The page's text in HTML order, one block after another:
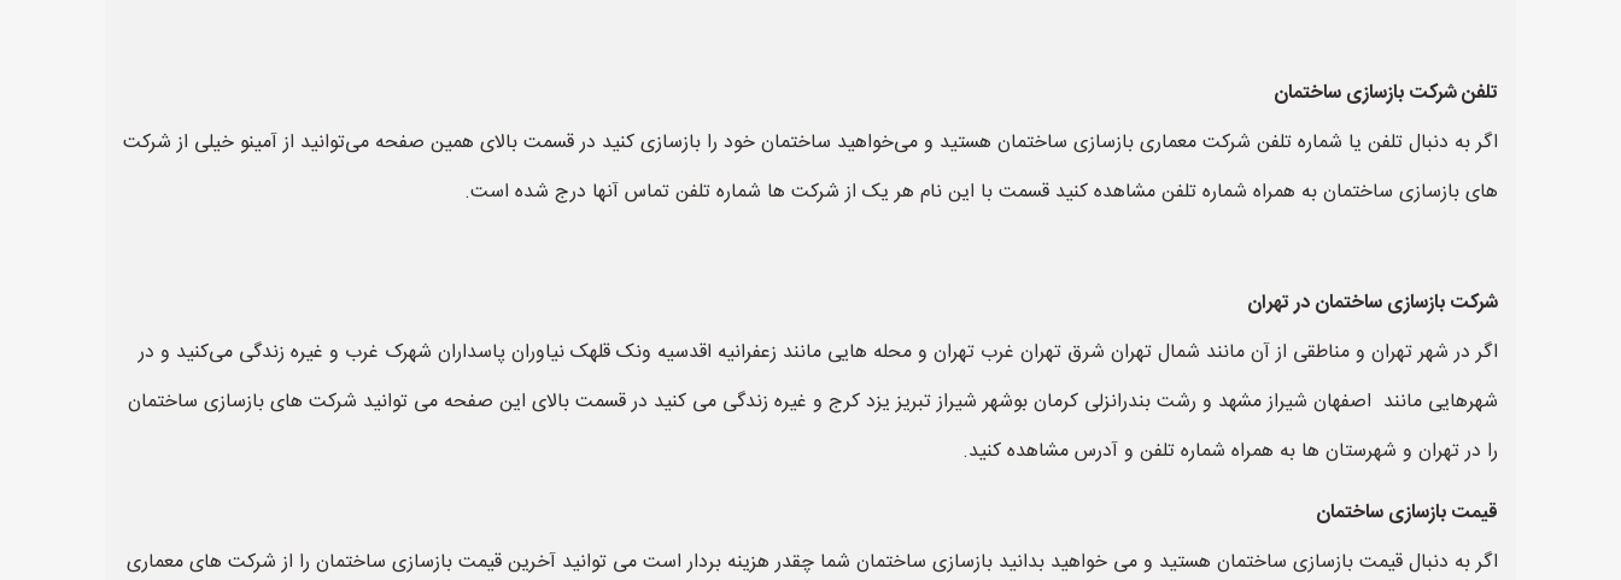
تلفن شرکت بازسازی ساختمان
اگر به دنبال تلفن یا شماره تلفن شرکت معماری بازسازی ساختمان هستید و می‌خواهید ساختمان خود را بازسازی کنید در قسمت بالای همین صفحه می‌توانید از آمینو خیلی از شرکت
های بازسازی ساختمان به همراه شماره تلفن مشاهده کنید قسمت با این نام هر یک از شرکت ها شماره تلفن تماس آنها درج شده است.
شرکت بازسازی ساختمان در تهران
اگر در شهر تهران و مناطقی از آن مانند شمال تهران شرق تهران غرب تهران و محله هایی مانند زعفرانیه اقدسیه ونک قلهک نیاوران پاسداران شهرک غرب و غیره زندگی می‌کنید و در
شهرهایی مانند اصفهان شیراز مشهد و رشت بندرانزلی کرمان بوشهر شیراز تبریز یزد کرج و غیره زندگی می کنید در قسمت بالای این صفحه می توانید شرکت های بازسازی ساختمان
را در تهران و شهرستان ها به همراه شماره تلفن و آدرس مشاهده کنید.
قیمت بازسازی ساختمان
اگر به دنبال قیمت بازسازی ساختمان هستید و می خواهید بدانید بازسازی ساختمان شما چقدر هزینه بردار است می توانید آخرین قیمت بازسازی ساختمان را از شرکت های معماری